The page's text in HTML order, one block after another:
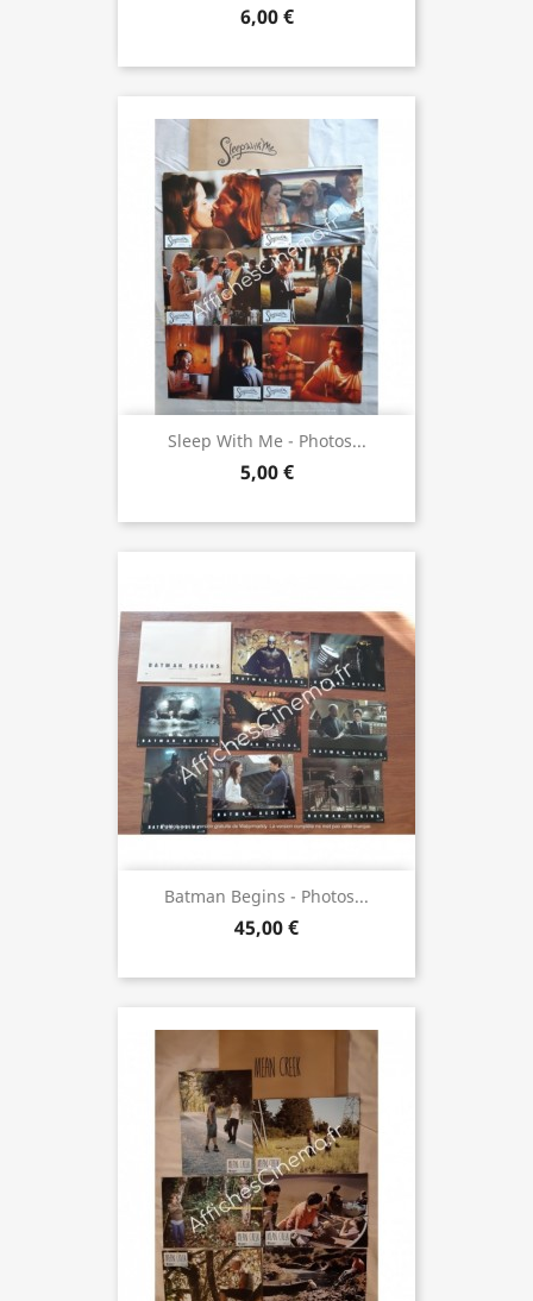
6,00 €
Sleep With Me - Photos...
5,00 €
Batman Begins - Photos...
45,00 €